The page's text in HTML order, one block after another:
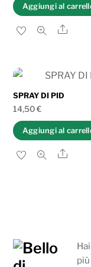
Aggiungi al
Share
SPRAY DI PID
14,50€
Aggiungi al
Share